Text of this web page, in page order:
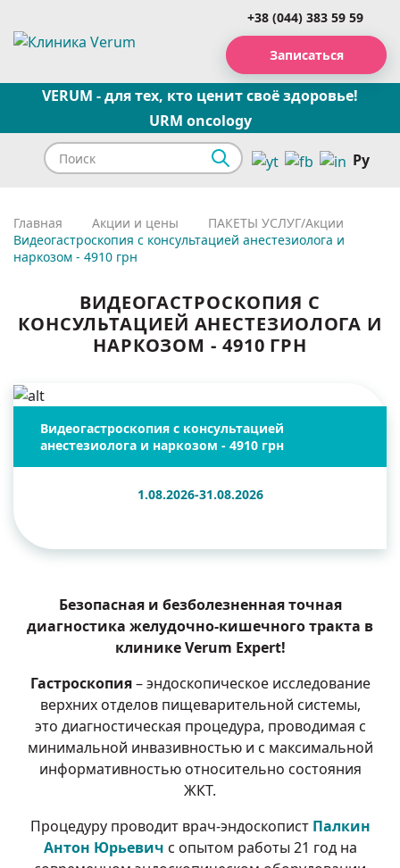
+38 (044) 383 59 59
Записаться
VERUM - для тех, кто ценит своё здоровье!
URM oncology
Ру
Главная Акции и цены
ПАКЕТЫ УСЛУГ/Акции
Видеогастроскопия с консультацией анестезиолога и
наркозом - 4910 грн
ВИДЕОГАСТРОСКОПИЯ С
КОНСУЛЬТАЦИЕЙ АНЕСТЕЗИОЛОГА И
НАРКОЗОМ - 4910 ГРН
Видеогастроскопия с консультацией
анестезиолога и наркозом - 4910 грн
1.08.2026-31.08.2026
Безопасная и безболезненная точная
диагностика желудочно-кишечного тракта в
клинике Verum Expert!
Гастроскопия– эндоскопическое исследование
верхних отделов пищеварительной системы,
это диагностическая процедура, проводимая с
минимальной инвазивностью и с максимальной
информативностью относительно состояния
ЖКТ.
Процедуру проводит врач-эндоскопист Палкин
Антон Юрьевич с опытом работы 21 год на